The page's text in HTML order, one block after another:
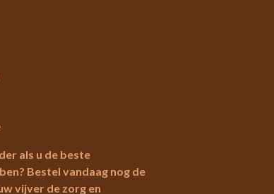
als u de beste
Bestel vandaag nog de
vijver de zorg en